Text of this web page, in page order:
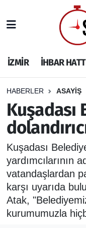
İZMİR İHBAR
HABERLER ASAYİŞ
Kuşadası
yardımcılarının
vatandaşlardan
karşı uyarıda
Atak,
kurumumuzla
İHBAR HATTI
DEPREM
GENEL
EKONOMİ
SİYASET
SPOR
ASAYİŞ
İzmir Nöbetçi
İzmir Hava
İzmir Namaz
İzmir Trafik
Puan
Tüm Manşetler
Son Dakika
Haber Arşivi